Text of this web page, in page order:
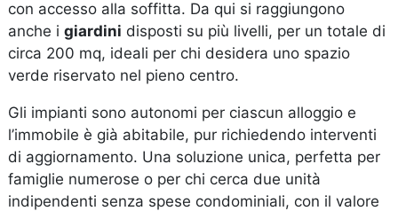
con accesso alla soffitta. Da qui si raggiungono
anche igiardini disposti su più livelli, per un totale di
circa 200 mq, ideali per chi desidera uno spazio
verde riservato nel pieno centro.
Gli impianti sono autonomi per ciascun alloggio e
l’immobile è già abitabile, pur richiedendo interventi
di aggiornamento. Una soluzione unica, perfetta per
famiglie numerose o per chi cerca due unità
indipendenti senza spese condominiali, con il valore